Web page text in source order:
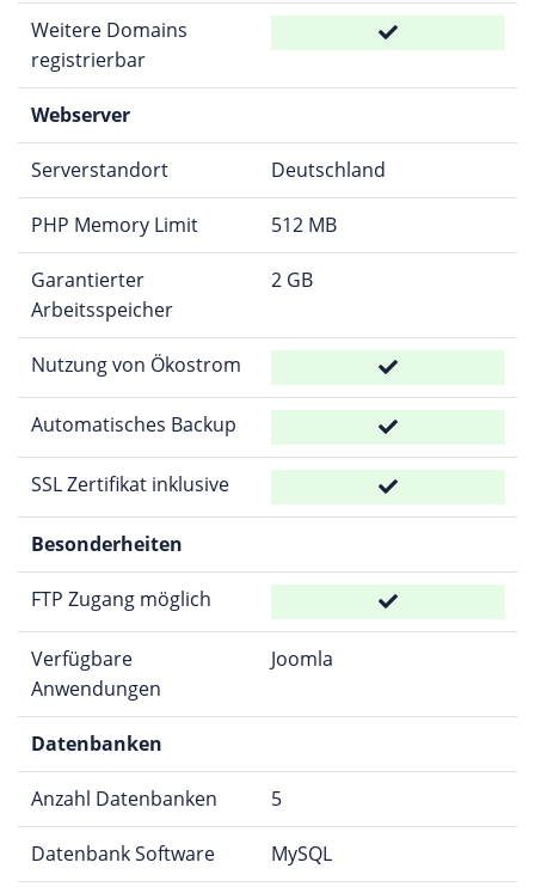
Weitere Domains
registrierbar
Webserver
Serverstandort Deutschland
PHP Memory Limit 512 MB
Garantierter
Arbeitsspeicher
2 GB
Nutzung von Ökostrom
Automatisches Backup
SSL Zertifikat inklusive
Besonderheiten
FTP Zugang möglich
Verfügbare
Anwendungen
Joomla
Datenbanken
Anzahl Datenbanken 5
Datenbank Software MySQL